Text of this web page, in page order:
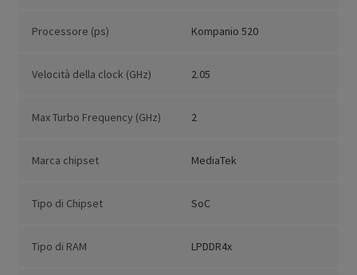
Processore (ps) Kompanio 520
Velocità della clock (GHz) 2.05
Max Turbo Frequency (GHz) 2
Marca chipset MediaTek
Tipo di Chipset SoC
Tipo di RAM LPDDR4x